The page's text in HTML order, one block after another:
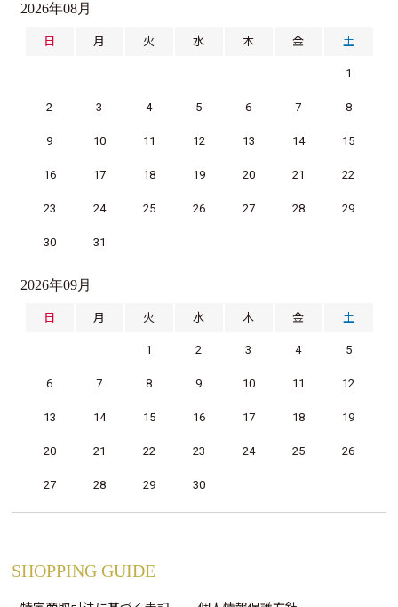
2026年08月
日 月 火 水 木 金 土
1
2 3 4 5 6 7 8
9 10 11 12 13 14 15
16 17 18 19 20 21 22
23 24 25 26 27 28 29
30 31
2026年09月
日 月 火 水 木 金 土
1 2 3 4 5
6 7 8 9 10 11 12
13 14 15 16 17 18 19
20 21 22 23 24 25 26
27 28 29 30
SHOPPING GUIDE